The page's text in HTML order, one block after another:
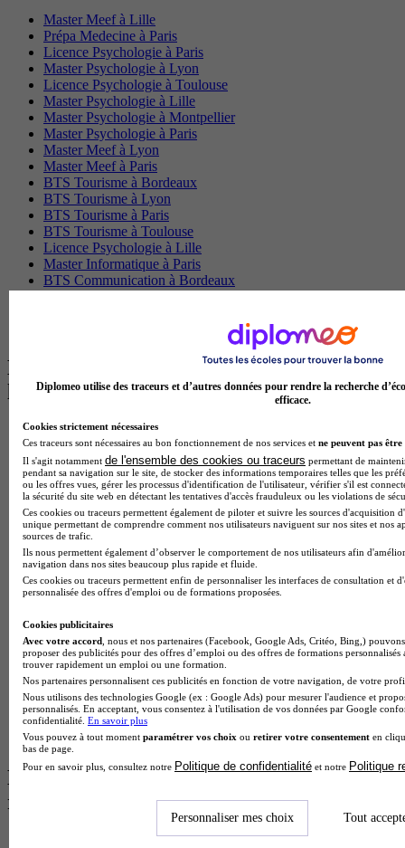
Master Meef à Lille
Prépa Medecine à Paris
Licence Psychologie à Paris
Master Psychologie à Lyon
Licence Psychologie à Toulouse
Master Psychologie à Lille
Master Psychologie à Montpellier
Master Psychologie à Paris
Master Meef à Lyon
Master Meef à Paris
BTS Tourisme à Bordeaux
BTS Tourisme à Lyon
BTS Tourisme à Paris
BTS Tourisme à Toulouse
Licence Psychologie à Lille
Master Informatique à Paris
BTS Communication à Bordeaux
Les intitulés de diplôme par alternance
les plus recherchés
BTS Esf en alternance
BTS Dietetique en alternance
BTS Mco en alternance
BTS Pi en alternance
BTS Sp3s en alternance
Master CCA en alternance
BTS Ndrc en alternance
BTS Sam en alternance
Cap Fleuriste en alternance
BTS Sio en alternance
MSc Marketing Digital en alternance
Cap Electricien en alternance
BTS Gpn en alternance
BTS Domotique en alternance
BAC Pro Agora en alternance
BTS Sta en alternance
BTS Iris en alternance
BTS Tpl en alternance
BTS Ati en alternance
Les diplômes par filière les plus
recherchés
Diplomeo utilise des traceurs et d’autres données pour rendre la recherche
efficace.
Cookies strictement nécessaires
Ces traceurs sont nécessaires au bon fonctionnement de nos services et ne peuvent pas être
Il s'agit notamment de l'ensemble des cookies ou traceurs permettant de
pendant sa navigation sur le site, de stocker des informations temporaires telles que les
ou les offres vues, gérer les processus d'identification de l'utilisateur, vérifier s'il est
la sécurité du site web en détectant les tentatives d'accès frauduleux ou les violations de
Ces cookies ou traceurs permettent également de piloter et suivre les sources d'acquisition
unique permettant de comprendre comment nos utilisateurs naviguent sur nos sites et nos
sources de trafic.
Ils nous permettent également d’observer le comportement de nos utilisateurs afin
navigation dans nos sites beaucoup plus rapide et fluide.
Ces cookies ou traceurs permettent enfin de personnaliser les interfaces de consultation et
personnalisée des offres d'emploi ou de formations proposées.
Cookies publicitaires
Avec votre accord , nous et nos partenaires (Facebook, Google Ads, Critéo, Bing,)
proposer des publicités pour des offres d’emploi ou des offres de formations
trouver rapidement un emploi ou une formation.
Nos partenaires personnalisent ces publicités en fonction de votre navigation, de votre
Nous utilisons des technologies Google (ex : Google Ads) pour mesurer l'audience et
personnalisés. En acceptant, vous consentez à l'utilisation de vos données par Google
confidentialité. En savoir plus
Vous pouvez à tout moment paramétrer vos choix ou retirer votre consentement en
bas de page.
Pour en savoir plus, consultez notre Politique de confidentialité et notre Politique
Personnaliser mes choix Tout